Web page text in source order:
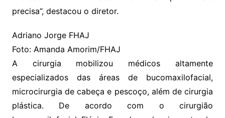
precisa”, destacou o diretor.
Adriano Jorge FHAJ
Foto: Amanda Amorim/FHAJ
A cirurgia mobilizou médicos altamente
especializados das áreas de bucomaxilofacial,
microcirurgia de cabeça e pescoço, além de cirurgia
plástica. De acordo com o cirurgião